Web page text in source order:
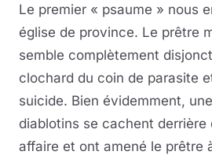
Le premier « psaume » nous
église de province. Le prêtre
semble complètement
clochard du coin de parasite
suicide. Bien évidemment,
diablotins se cachent derrière
affaire et ont amené le prêtre